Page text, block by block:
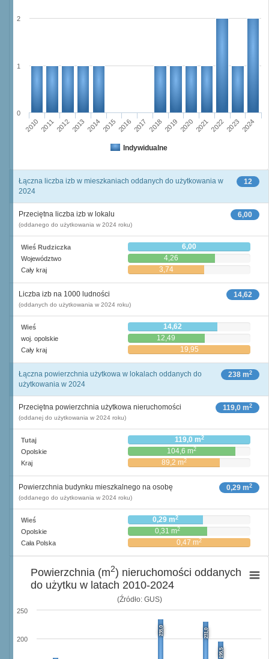
Indywidualne
2010 201120122013 2014 2015 2016 2017 2018 2019 2020 202120222023 2024
0
1
2
12
Łączna liczba izb w mieszkaniach oddanych do użytkowania w
2024
6,00
Przeciętna liczba izb w lokalu
(oddanego do użytkowania w 2024 roku)
Wieś Rudziczka 6,00
Województwo 4,26
Cały kraj 3,74
14,62
Liczba izb na 1000 ludności
(oddanych do użytkowania w 2024 roku)
Wieś 14,62
woj. opolskie 12,49
Cały kraj 19,95
238 m2
Łączna powierzchnia użytkowa w lokalach oddanych do
użytkowania w 2024
119,0 m2
Przeciętna powierzchnia użytkowa nieruchomości
(oddanej do użytkowania w 2024 roku)
Tutaj 119,0 m2
Opolskie 104,6 m2
Kraj 89,2 m2
0,29 m2
Powierzchnia budynku mieszkalnego na osobę
(oddanego do użytkowania w 2024 roku)
Wieś 0,29 m2
Opolskie 0,31 m2
Cała Polska 0,47 m2
(Źródło: GUS)
235,0
231,0
195,5
200
250
Powierzchnia (m2) nieruchomości oddanych
do użytku w latach 2010-2024